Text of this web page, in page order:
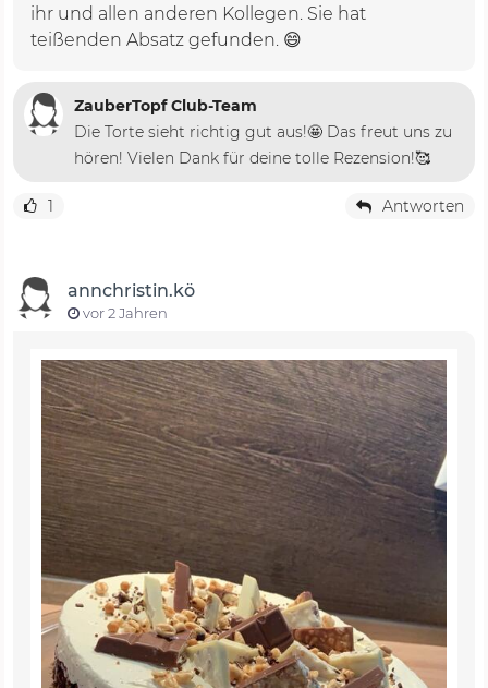
ihr und allen anderen Kollegen. Sie hat
teißenden Absatz gefunden. 😄
ZauberTopf Club-Team
Die Torte sieht richtig gut aus!🤩 Das freut uns zu
hören! Vielen Dank für deine tolle Rezension!🥰
1 Antworten
annchristin.kö
vor 2 Jahren